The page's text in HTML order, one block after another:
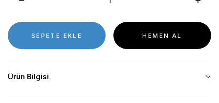
SEPETE EKLE HEMEN AL
Ürün Bilgisi